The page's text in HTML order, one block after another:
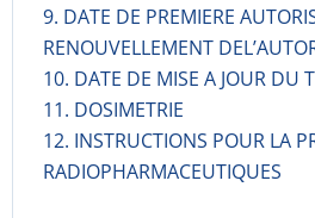
9. DATE DE PREMIERE
RENOUVELLEMENT
10. DATE DE MISE A JOUR DU
11. DOSIMETRIE
12. INSTRUCTIONS POUR LA
RADIOPHARMACE­UTIQUES